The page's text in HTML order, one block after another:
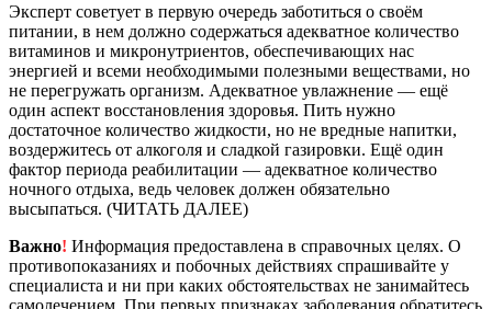
Эксперт советует в первую очередь заботиться о своём
питании, в нем должно содержаться адекватное количество
витаминов и микронутриентов, обеспечивающих нас
энергией и всеми необходимыми полезными веществами, но
не перегружать организм. Адекватное увлажнение — ещё
один аспект восстановления здоровья. Пить нужно
достаточное количество жидкости, но не вредные напитки,
воздержитесь от алкоголя и сладкой газировки. Ещё один
фактор периода реабилитации — адекватное количество
ночного отдыха, ведь человек должен обязательно
высыпаться. (ЧИТАТЬ ДАЛЕЕ)
Важно! Информация предоставлена в справочных целях. О
противопоказаниях и побочных действиях спрашивайте у
специалиста и ни при каких обстоятельствах не занимайтесь
самолечением. При первых признаках заболевания обратитесь